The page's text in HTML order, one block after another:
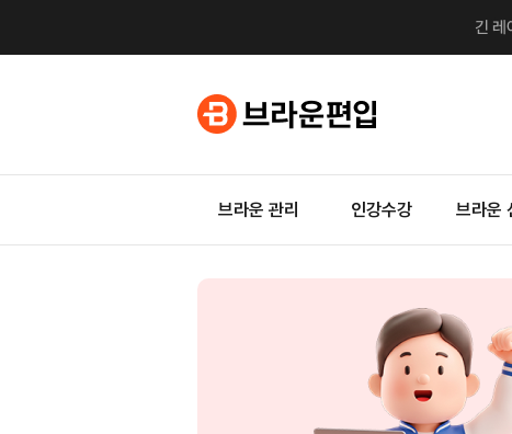
브라운 관리 인강수강 브라운
지금
0원으